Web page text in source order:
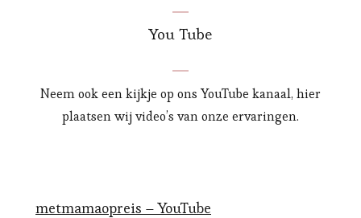
You Tube
Neem ook een kijkje op ons YouTube kanaal, hier
plaatsen wij video’s van onze ervaringen.
metmamaopreis – YouTube